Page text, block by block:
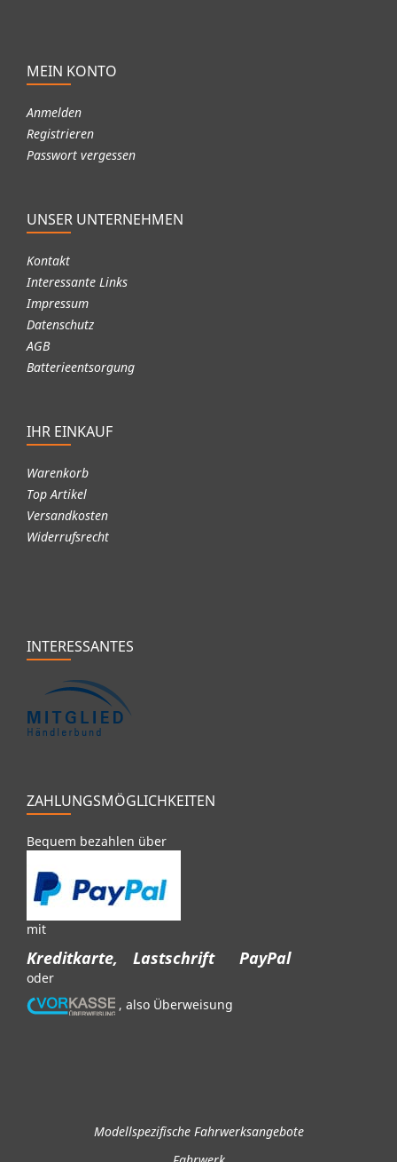
MEIN KONTO
Anmelden
Registrieren
Passwort vergessen
UNSER UNTERNEHMEN
Kontakt
Interessante Links
Impressum
Datenschutz
AGB
Batterieentsorgung
IHR EINKAUF
Warenkorb
Top Artikel
Versandkosten
Widerrufsrecht
INTERESSANTES
ZAHLUNGSMÖGLICHKEITEN
Bequem bezahlen über
mit
Kreditkarte, Lastschrift PayPal
oder
, also Überweisung
Modellspezifische Fahrwerksangebote